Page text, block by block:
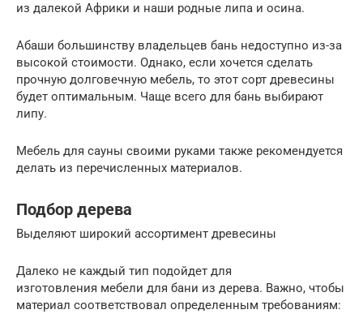
из далекой Африки и наши родные липа и осина.
Абаши большинству владельцев бань недоступно из-за
высокой стоимости. Однако, если хочется сделать
прочную долговечную мебель, то этот сорт древесины
будет оптимальным. Чаще всего для бань выбирают
липу.
Мебель для сауны своими руками также рекомендуется
делать из перечисленных материалов.
Подбор дерева
Выделяют широкий ассортимент древесины
Далеко не каждый тип подойдет для
изготовления мебели для бани из дерева. Важно, чтобы
материал соответствовал определенным требованиям: